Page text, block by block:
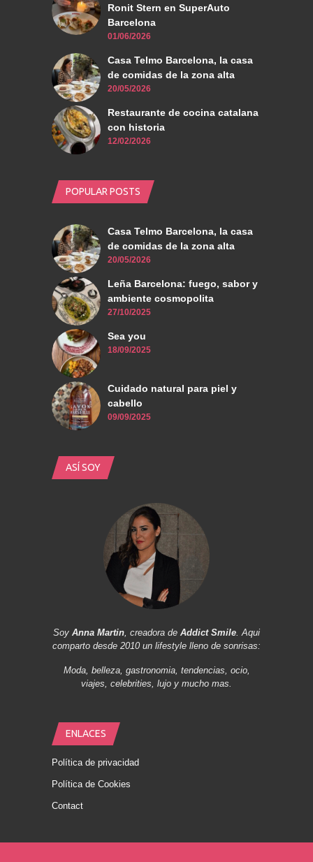
Ronit Stern en SuperAuto
Barcelona
01/06/2026
Casa Telmo Barcelona, la casa
de comidas de la zona alta
20/05/2026
Restaurante de cocina catalana
con historia
12/02/2026
POPULAR POSTS
Casa Telmo Barcelona, la casa
de comidas de la zona alta
20/05/2026
Leña Barcelona: fuego, sabor y
ambiente cosmopolita
27/10/2025
Sea you
18/09/2025
Cuidado natural para piel y
cabello
09/09/2025
ASÍ SOY
Soy Anna Martin, creadora de Addict Smile. Aqui
comparto desde 2010 un lifestyle lleno de sonrisas:
Moda, belleza, gastronomia, tendencias, ocio,
viajes, celebrities, lujo y mucho mas.
ENLACES
Política de privacidad
Política de Cookies
Contact